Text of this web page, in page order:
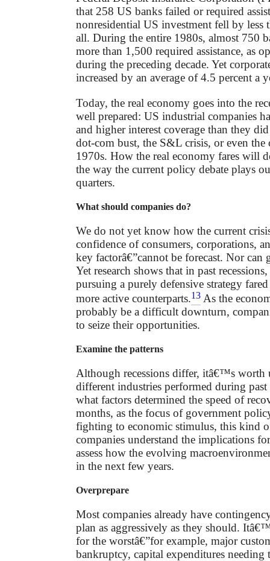
that 258 US banks failed or required
nonresidential US investment fell by less
all. During the entire 1980s, almost 750
more than 1,500 required assistance, as
during the preceding decade. Yet
increased by an average of 4.5 percent a
Today, the real economy goes into the
well prepared: US industrial companies
and higher interest coverage than they
dot-com bust, the S&L crisis, or even the
1970s. How the real economy fares will
the way the current policy debate plays
quarters.
What should companies do?
We do not yet know how the current
confidence of consumers, corporations,
key factorâ€”cannot be forecast. Nor can
Yet research shows that in past
pursuing a purely defensive strategy
more active counterparts.13 As the
probably be a difficult downturn,
to seize their opportunities.
Examine the patterns
Although recessions differ, itâ€™s worth
different industries performed during
what factors determined the speed of
months, as the focus of government
fighting to economic stimulus, this kind
companies understand the implications
assess how the evolving
in the next few years.
Overprepare
Most companies already have
plan as aggressively as they should.
for the worstâ€”for example, major
bankruptcy, capital expenditures needing